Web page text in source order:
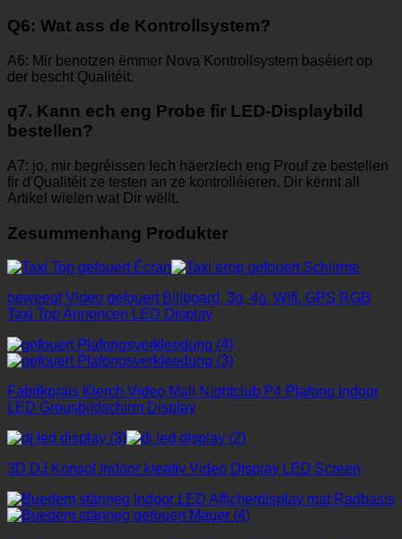
Q6: Wat ass de Kontrollsystem?
A6: Mir benotzen ëmmer Nova Kontrollsystem baséiert op
der bescht Qualitéit.
q7. Kann ech eng Probe fir LED-Displaybild
bestellen?
A7: jo, mir begréissen Iech häerzlech eng Prouf ze bestellen
fir d'Qualitéit ze testen an ze kontrolléieren. Dir kënnt all
Artikel wielen wat Dir wëllt.
Zesummenhang Produkter
beweegt Video gefouert Billboard, 3g, 4g, Wifi, GPS RGB
Taxi Top Annoncen LED Display
Fabrikpräis Kierch Video Mall Nightclub P4 Plafong Indoor
LED Grousbildschirm Display
3D DJ Konsol Indoor kreativ Video Display LED Screen